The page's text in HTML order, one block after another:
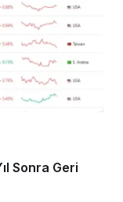
Sonra Geri